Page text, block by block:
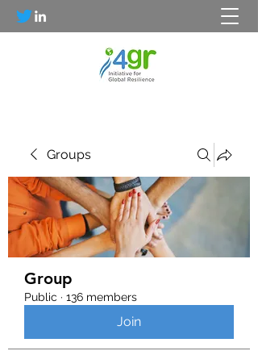
Groups
Group
Public · 136 members
Join